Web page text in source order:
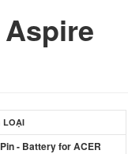
LOẠI
Pin - Battery for ACER